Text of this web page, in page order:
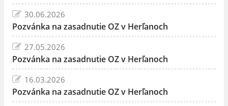
30.06.2026
Pozvánka na zasadnutie OZ v Herľanoch
27.05.2026
Pozvánka na zasadnutie OZ v Herľanoch
16.03.2026
Pozvánka na zasadnutie OZ v Herľanoch